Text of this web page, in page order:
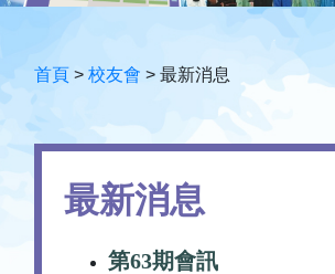
首頁 > 校友會 > 最新消息
最新消息
第63期會訊